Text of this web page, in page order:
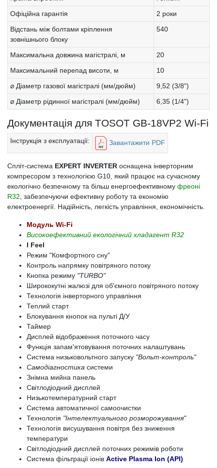
Офіційна гарантія
2 роки
Відстань між болтами кріплення
зовнішнього блоку
540
Максимальна довжина магістралі, м
20
Максимальний перепад висоти, м
10
⌀ Діаметр газової магістралі (мм/дюйм)
9,52 (3/8")
⌀ Діаметр рідинної магістралі (мм/дюйм)
6,35 (1/4")
Документація для TOSOT GB-18VP2 Wi-Fi
Інструкція з експлуатації: Завантажити PDF
Спліт-система EXPERT INVERTER оснащена інверторним
компресором з технологією G10, який працює на сучасному
екологічно безпечному та більш енергоефективному фреоні
R32 , забезпечуючи ефективну роботу та економію
електроенергії. Надійність, легкість управління, економічність.
Модуль Wi-Fi
Високоефективний екологічний хладагент R32
I Feel
Режим "Комфортного сну"
Контроль напрямку повітряного потоку
Кнопка режиму "TURBO"
Ширококутні жалюзі для об'ємного повітряного потоку
Технологія інверторного управління
Теплий старт
Блокування кнопок на пульті Д/У
Таймер
Дисплей відображення поточного часу
Функція запам'ятовування поточних налаштувань
Система низьковольтного запуску "Вольт-контроль"
Самодіагностика системи
Знімна мийна панель
Світлодіодний дисплей
Низькотемпературний старт
Система автоматичної самоочистки
Технологія "Інтелектуального розморожування"
Технологія висушування повітря без зниження
температури
Світлодіодний дисплей поточних режимів роботи
Система фільтрації іонів Active Plasma Ion (API)